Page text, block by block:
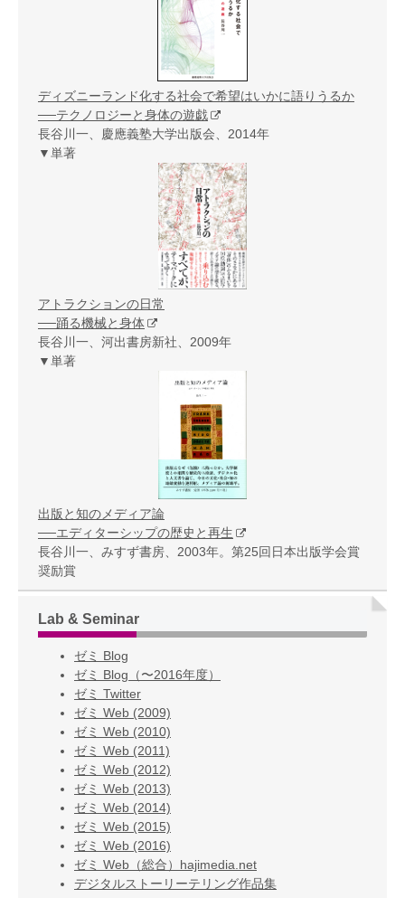
ディズニーランド化する社会で希望はいかに語りうるか
──テクノロジーと身体の遊戯
長谷川一、慶應義塾大学出版会、2014年
▼単著
アトラクションの日常
──踊る機械と身体
長谷川一、河出書房新社、2009年
▼単著
出版と知のメディア論
──エディターシップの歴史と再生
長谷川一、みすず書房、2003年。第25回日本出版学会賞
奨励賞
Lab & Seminar
ゼミ Blog
ゼミ Blog（〜2016年度）
ゼミ Twitter
ゼミ Web (2009)
ゼミ Web (2010)
ゼミ Web (2011)
ゼミ Web (2012)
ゼミ Web (2013)
ゼミ Web (2014)
ゼミ Web (2015)
ゼミ Web (2016)
ゼミ Web（総合）hajimedia.net
デジタルストーリーテリング作品集